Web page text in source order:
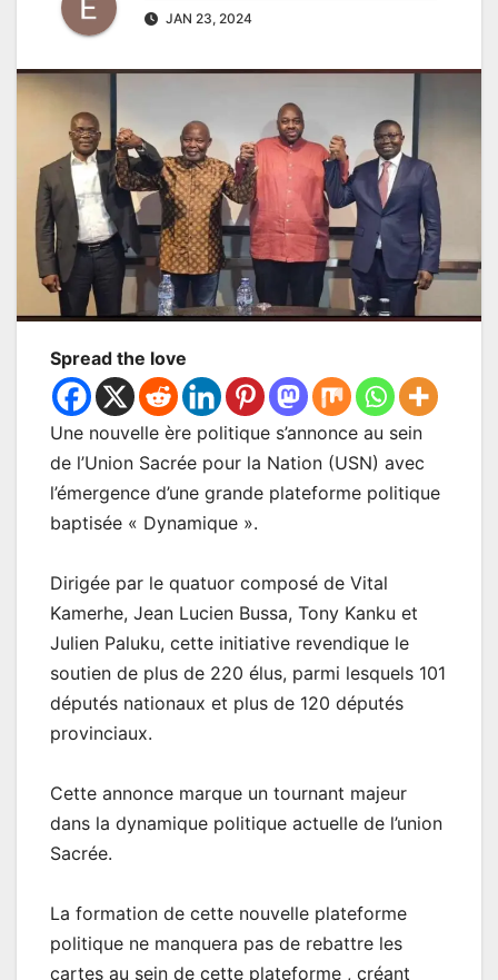
JAN 23, 2024
Spread the love
Une nouvelle ère politique s’annonce au sein
de l’Union Sacrée pour la Nation (USN) avec
l’émergence d’une grande plateforme politique
baptisée « Dynamique ».
Dirigée par le quatuor composé de Vital
Kamerhe, Jean Lucien Bussa, Tony Kanku et
Julien Paluku, cette initiative revendique le
soutien de plus de 220 élus, parmi lesquels 101
députés nationaux et plus de 120 députés
provinciaux.
Cette annonce marque un tournant majeur
dans la dynamique politique actuelle de l’union
Sacrée.
La formation de cette nouvelle plateforme
politique ne manquera pas de rebattre les
cartes au sein de cette plateforme , créant